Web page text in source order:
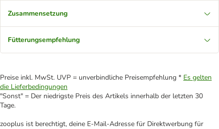
Zusammensetzung
Fütterungsempfehlung
Preise inkl. MwSt. UVP = unverbindliche Preisempfehlung * Es gelten
die Lieferbedingungen
"Sonst" = Der niedrigste Preis des Artikels innerhalb der letzten 30
Tage.
zooplus ist berechtigt, deine E-Mail-Adresse für Direktwerbung für